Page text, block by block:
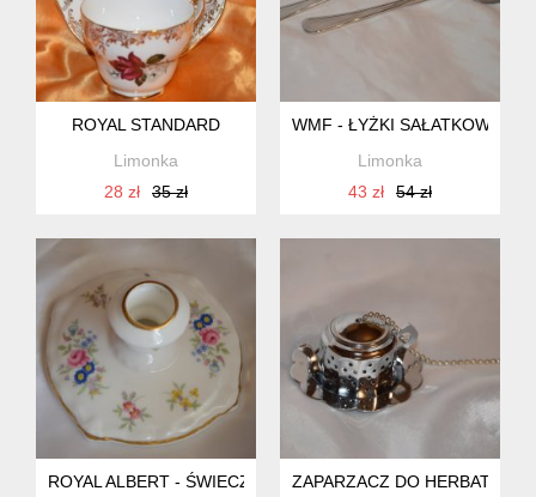
ROYAL STANDARD
Limonka
28 zł
35 zł
WMF - ŁYŻKI SAŁATKOWE
Limonka
43 zł
54 zł
ROYAL ALBERT - ŚWIECZNIK
ZAPARZACZ DO HERBATY